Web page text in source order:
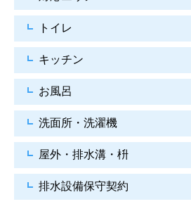
トイレ
キッチン
お風呂
洗面所・洗濯機
屋外・排水溝・枡
排水設備保守契約